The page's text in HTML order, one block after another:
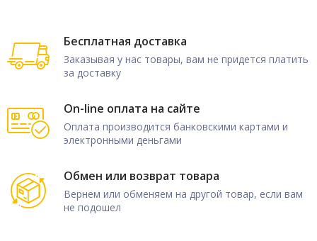
Бесплатная доставка
Заказывая у нас товары, вам не придется платить
за доставку
On-line оплата на сайте
Оплата производится банковскими картами и
электронными деньгами
Обмен или возврат товара
Вернем или обменяем на другой товар, если вам
не подошел